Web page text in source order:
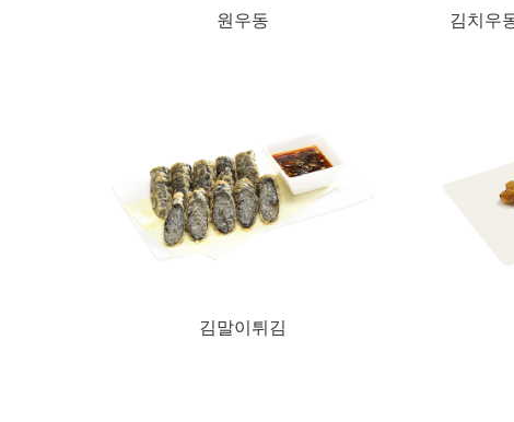
원우동 김치우
김말이튀김